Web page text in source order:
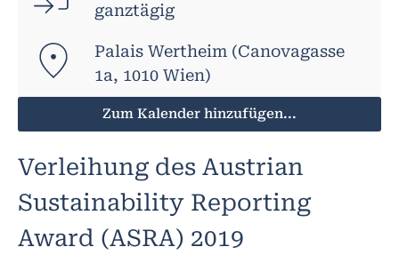
ganztägig
Palais Wertheim (Canovagasse
1a, 1010 Wien)
Zum Kalender hinzufügen...
Verleihung des Austrian
Sustainability Reporting
Award (ASRA) 2019